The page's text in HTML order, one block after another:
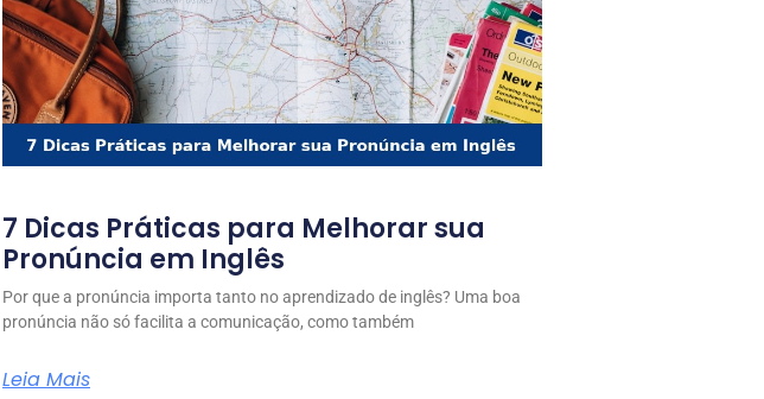
7 Dicas Práticas para Melhorar sua
Pronúncia em Inglês
Por que a pronúncia importa tanto no aprendizado de inglês? Uma boa
pronúncia não só facilita a comunicação, como também
Leia Mais